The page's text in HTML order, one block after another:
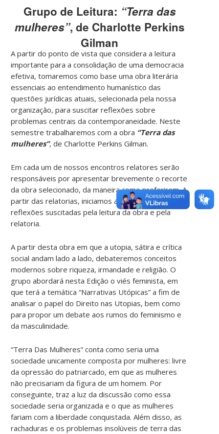
Grupo de Leitura: “Terra das
mulheres”, de Charlotte Perkins
Gilman
A partir do ponto de vista que considera a leitura
importante para a consolidação de uma democracia
efetiva, tomaremos como base uma obra literária
essenciais ao entendimento humanístico das
questões jurídicas atuais, selecionada pela nossa
organização, para suscitar reflexões sobre
problemas centrais da contemporaneidade. Neste
semestre trabalharemos com a obra “Terra das
mulheres”, de Charlotte Perkins Gilman.
Em cada um de nossos encontros relatores serão
responsáveis por apresentar brevemente o recorte
da obra selecionado, da maneira como preferirem. A
partir das relatorias, iniciamos a discussão sobre as
reflexões suscitadas pela leitura da obra e pela
relatoria.
A partir desta obra em que a utopia, sátira e crítica
social andam lado a lado, debateremos conceitos
modernos sobre riqueza, irmandade e religião. O
grupo abordará nesta Edição o viés feminista, em
que terá a temática “Narrativas Utópicas” a fim de
analisar o papel do Direito nas Utopias, bem como
para propor um debate aos rumos do feminismo e
da masculinidade.
“Terra Das Mulheres” conta como seria uma
sociedade unicamente composta por mulheres: livre
da opressão do patriarcado, em que as mulheres
não precisariam da figura de um homem. Por
conseguinte, traz a luz da discussão como essa
sociedade seria organizada e o que as mulheres
fariam com a liberdade conquistada. Além disso, as
rachaduras e os problemas insolúveis de terra das